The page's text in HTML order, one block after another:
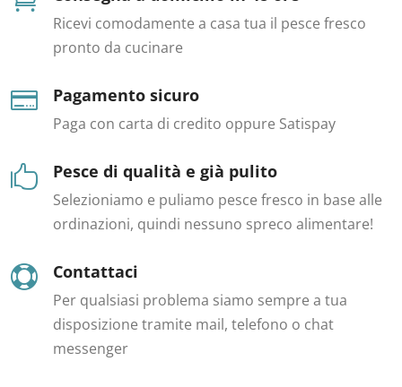
Ricevi comodamente a casa tua il pesce fresco
pronto da cucinare
 Pagamento sicuro
Paga con carta di credito oppure Satispay
 Pesce di qualità e già pulito
Selezioniamo e puliamo pesce fresco in base alle
ordinazioni, quindi nessuno spreco alimentare!
 Contattaci
Per qualsiasi problema siamo sempre a tua
disposizione tramite mail, telefono o chat
messenger